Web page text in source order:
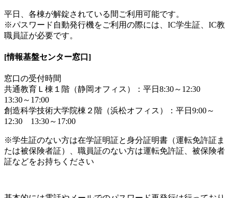
平日、各棟が解錠されている間ご利用可能です。
※パスワード自動発行機をご利用の際には、IC学生証、IC教
職員証が必要です。
[情報基盤センター窓口]
窓口の受付時間
共通教育Ｌ棟１階（静岡オフィス）：平日8:30～12:30
13:30～17:00
創造科学技術大学院棟２階（浜松オフィス）：平日9:00～
12:30 13:30～17:00
※学生証のない方は在学証明証と身分証明書（運転免許証ま
たは被保険者証）、職員証のない方は運転免許証、被保険者
証などをお持ちください